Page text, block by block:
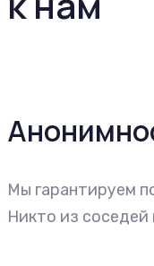
Мы гарантируем
Никто из соседей